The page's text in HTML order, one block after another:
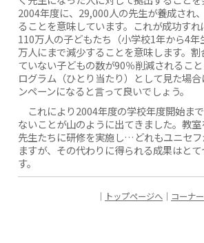
2004年度に、29,000人の先生が養成され
ることを意味しています。これが成功す
110万人の子どもたち（小学校1年から4
万人にまで減少することを意味します。
ていない子どもの数が90％削減されるこ
ログラム（ひとり当たり）として見た場
ンペーンになると言って良いでしょう。
これにより2004年度の学校年度開始ま
ないことが山のように出てきました。教
先生たちに研修を実施し…どれもユニセ
ますが、その代わりに得られる成果はと
す。
｜ トップページへ ｜ コーナ